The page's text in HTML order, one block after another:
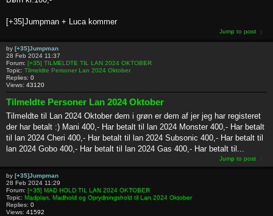
[+35]Jumpman + Luca kommer
Jump to post
by [+35]Jumpman
28 Feb 2024 11:37
Forum: [+35] TILMELDTE TIL LAN 2024 OKTOBER
Topic: Tilmeldte Personer Lan 2024 Oktober
Replies: 0
Views: 43120
Tilmeldte Personer Lan 2024 Oktober
Tilmeldte til Lan 2024 Oktober dem i grøn er dem af jer jeg har registeret
der har betalt :) Mani 400,- Har betalt til lan 2024 Monster 400,- Har betalt
til lan 2024 Cheri 400,- Har betalt til lan 2024 Subsonic 400,- Har betalt til
lan 2024 Gobo 400,- Har betalt til lan 2024 Gas 400,- Har betalt til...
Jump to post
by [+35]Jumpman
28 Feb 2024 11:29
Forum: [+35] MAD HOLD TIL LAN 2024 OKTOBER
Topic: Madplan, Madhold og Oprydningshold til Lan 2024 Oktober
Replies: 0
Views: 41592